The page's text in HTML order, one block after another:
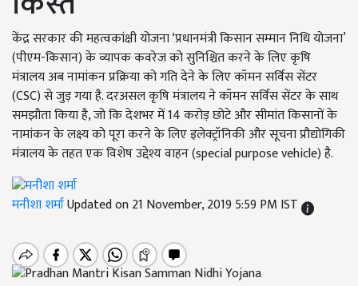
केंद्र सरकार की महत्वकांक्षी योजना ‘प्रधानमंत्री किसान सम्मान निधि योजना’
(पीएम-किसान) के व्यापक कवरेज को सुनिश्चित करने के लिए कृषि
मंत्रालय अब नामांकन प्रक्रिया को गति देने के लिए कॉमन सर्विस सेंटर
(CSC) से जुड़ गया है. दरअसल कृषि मंत्रालय ने कॉमन सर्विस सेंटर के साथ
समझौता किया है, जो कि देशभर में 14 करोड़ छोटे और सीमांत किसानों के
नामांकन के लक्ष्य को पूरा करने के लिए इलेक्ट्रॉनिकी और सूचना प्रौद्योगिकी
मंत्रालय के तहत एक विशेष उद्देश्य वाहन (special purpose vehicle) है.
मनीशा शर्माUpdated on 21 November, 2019 5:59 PM IST